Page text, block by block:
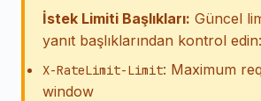
İstek Limiti Başlıkları: Güncel
yanıt başlıklarından kontrol edin:
X-RateLimit-Limit: Maximum
window